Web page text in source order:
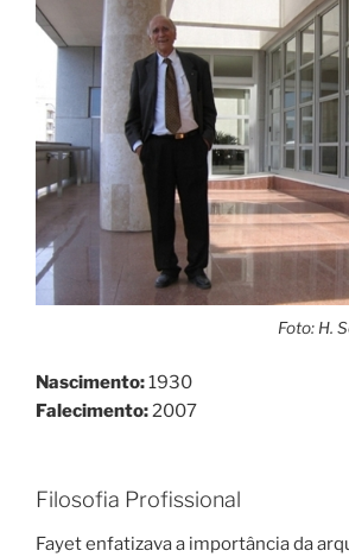
Foto: H.
Nascimento:1930
Falecimento:2007
Filosofia Profissional
Fayet enfatizava a importância da